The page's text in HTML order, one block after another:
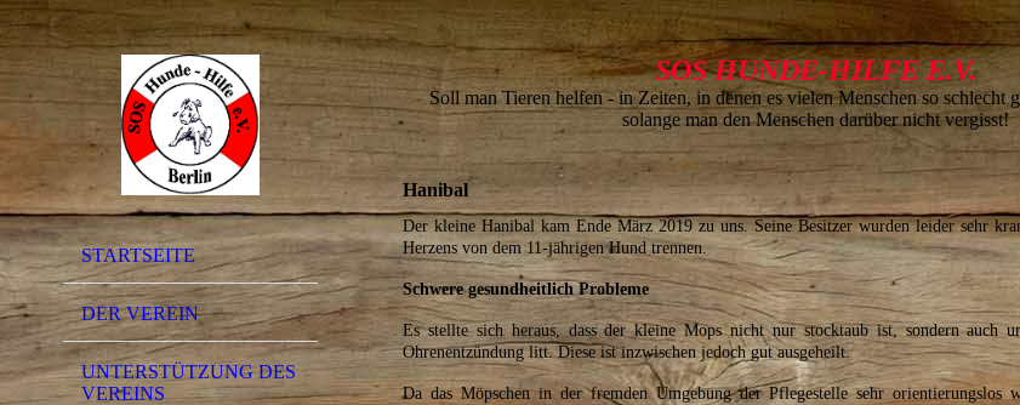
STARTSEITE
DER VEREIN
UNTERSTÜTZUNG DES
VEREINS
SOS HUNDE-HILFE E.V.
Soll man Tieren helfen - in Zeiten, in denen es vielen Menschen so
solange man den Menschen darüber nicht vergisst!
Hanibal
Der kleine Hanibal kam Ende März 2019 zu uns. Seine Besitzer wurden leider sehr
Herzens von dem 11-jährigen Hund trennen.
Schwere gesundheitlich Probleme
Es stellte sich heraus, dass der kleine Mops nicht nur stocktaub ist, sondern auch
Ohrenentzündung litt. Diese ist inzwischen jedoch gut ausgeheilt.
Da das Möpschen in der fremden Umgebung der Pflegestelle sehr